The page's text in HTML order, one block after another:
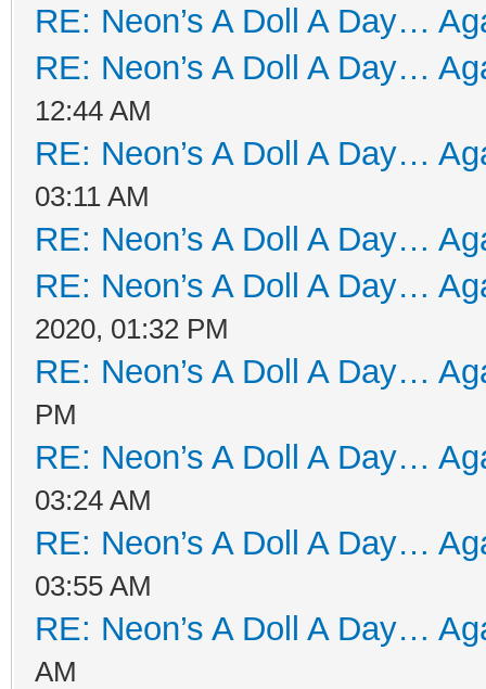
RE: Neon’s A Doll A Day…
RE: Neon’s A Doll A Day…
12:44 AM
RE: Neon’s A Doll A Day…
03:11 AM
RE: Neon’s A Doll A Day…
RE: Neon’s A Doll A Day…
2020, 01:32 PM
RE: Neon’s A Doll A Day…
PM
RE: Neon’s A Doll A Day…
03:24 AM
RE: Neon’s A Doll A Day…
03:55 AM
RE: Neon’s A Doll A Day…
AM